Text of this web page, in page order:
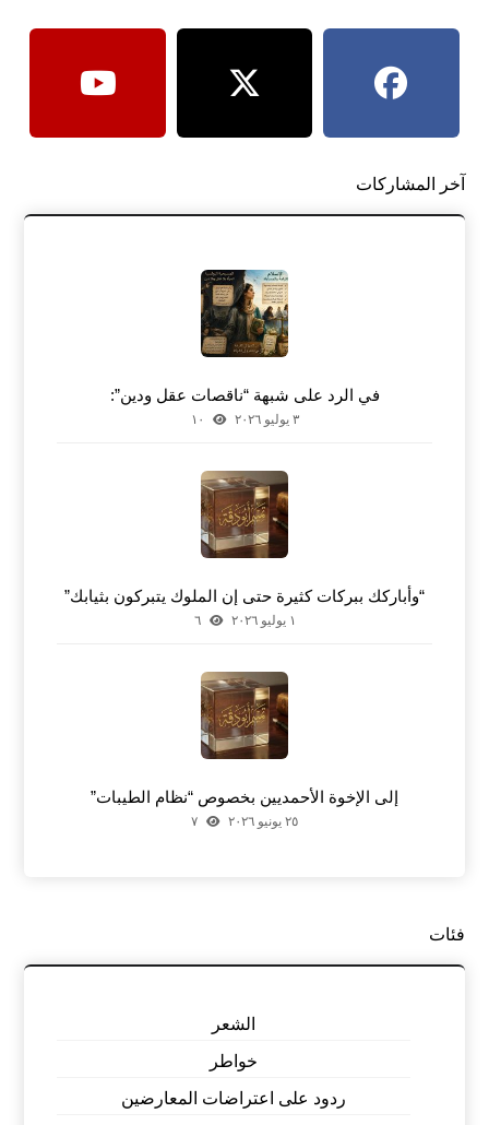
آخر المشاركات
في الرد على شبهة “ناقصات عقل ودين”:
٣ يوليو ٢٠٢٦ ١٠
“وأباركك ببركات كثيرة حتى إن الملوك يتبركون بثيابك”
١ يوليو ٢٠٢٦ ٦
إلى الإخوة الأحمديين بخصوص “نظام الطيبات”
٢٥ يونيو ٢٠٢٦ ٧
فئات
الشعر
خواطر
ردود على اعتراضات المعارضين